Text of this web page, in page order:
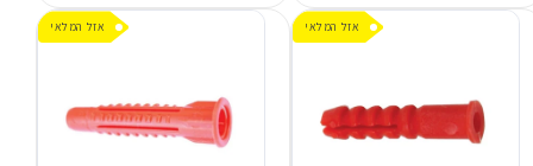
אזל המלאי אזל המלאי